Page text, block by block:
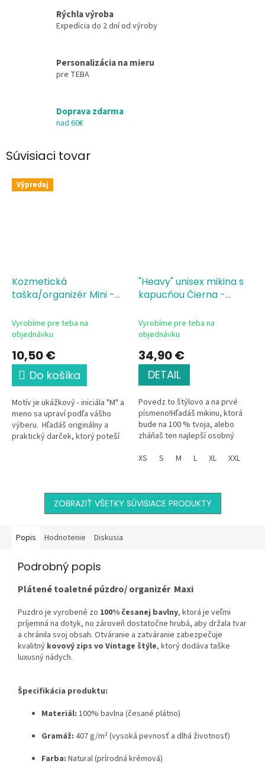
Rýchla výroba
Expedícia do 2 dní od výroby
Personalizácia na mieru
pre TEBA
Doprava zdarma
nad 60€
Súvisiaci tovar
Výpredaj
Kozmetická
taška/organizér Mini -
M
Vyrobíme pre teba na
objednávku
10,50 €
Do košíka
Motív je ukážkový - iniciála "M" a
meno sa upraví podľa vášho
výberu. Hľadáš originálny a
praktický darček, ktorý poteší
"Heavy" unisex mikina s
kapucňou Čierna -
Vyrobíme pre teba na
objednávku
34,90 €
DETAIL
Povedz to štýlovo a na prvé
písmeno!Hľadáš mikinu, ktorá
bude na 100 % tvoja, alebo
zháňaš ten najlepší osobný
čierna unisex mikina spája...
XS S M L XL XXL
ZOBRAZIŤ VŠETKY SÚVISIACE PRODUKTY
Popis Hodnotenie Diskusia
Podrobný popis
Plátené toaletné púzdro/ organizér Maxi
Puzdro je vyrobené zo 100% česanej bavlny, ktorá je veľmi
príjemná na dotyk, no zároveň dostatočne hrubá, aby držala tvar
a chránila svoj obsah. Otváranie a zatváranie zabezpečuje
kvalitný kovový zips vo Vintage štýle, ktorý dodáva taške
luxusný nádych.
Špecifikácia produktu:
Materiál: 100% bavlna (česané plátno)
Gramáž: 407 g/m² (vysoká pevnosť a dlhá životnosť)
Farba: Natural (prírodná krémová)